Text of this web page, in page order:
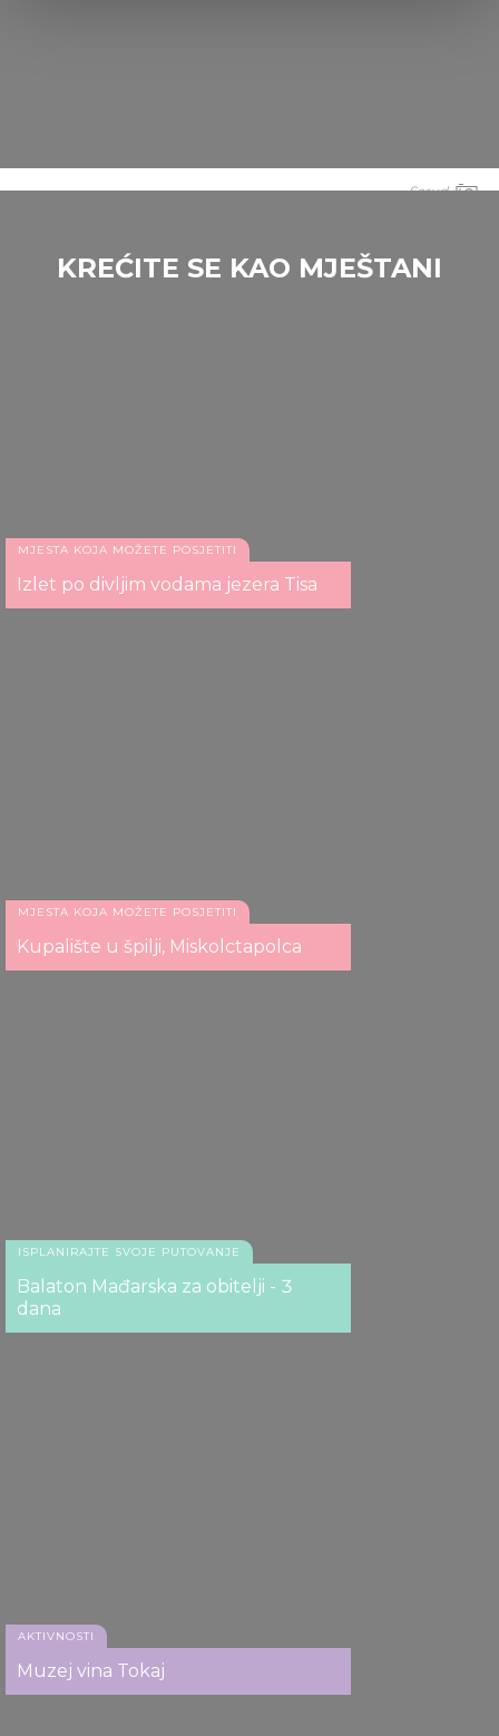
provided to them or that they’ve collected from your use
Sarud
KREĆITE SE KAO MJEŠTANI
MJESTA KOJA MOŽETE POSJETITI
Izlet po divljim vodama jezera Tisa
MJESTA KOJA MOŽETE POSJETITI
Kupalište u špilji, Miskolctapolca
ISPLANIRAJTE SVOJE PUTOVANJE
Balaton Mađarska za obitelji - 3
dana
AKTIVNOSTI
Muzej vina Tokaj